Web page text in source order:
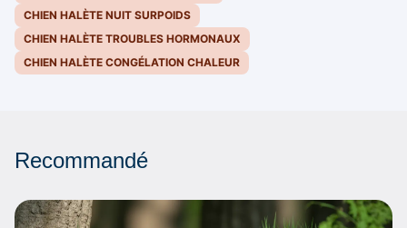
CHIEN HALÈTE NUIT SURPOIDS
CHIEN HALÈTE TROUBLES HORMONAUX
CHIEN HALÈTE CONGÉLATION CHALEUR
Recommandé